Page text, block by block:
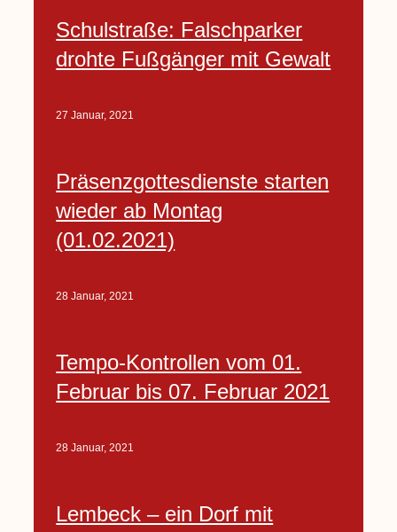
Schulstraße: Falschparker
drohte Fußgänger mit Gewalt
27 Januar, 2021
Präsenzgottesdienste starten
wieder ab Montag
(01.02.2021)
28 Januar, 2021
Tempo-Kontrollen vom 01.
Februar bis 07. Februar 2021
28 Januar, 2021
Lembeck – ein Dorf mit